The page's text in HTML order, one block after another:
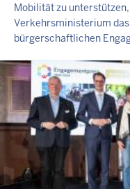
Mobilität zu
Verkehrsministerium
bürgerschaftlichen